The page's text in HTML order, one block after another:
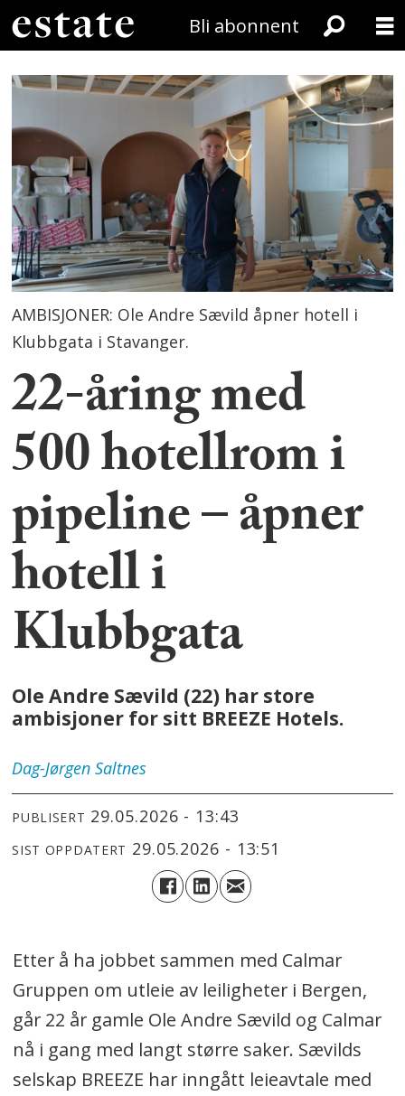
Bli abonnent
AMBISJONER: Ole Andre Sævild åpner hotell i
Klubbgata i Stavanger.
22-åring med
500 hotellrom i
pipeline – åpner
hotell i
Klubbgata
Ole Andre Sævild (22) har store
ambisjoner for sitt BREEZE Hotels.
Dag-Jørgen Saltnes
PUBLISERT 29.05.2026 - 13:43
SIST OPPDATERT 29.05.2026 - 13:51
Etter å ha jobbet sammen med Calmar
Gruppen om utleie av leiligheter i Bergen,
går 22 år gamle Ole Andre Sævild og Calmar
nå i gang med langt større saker. Sævilds
selskap BREEZE har inngått leieavtale med